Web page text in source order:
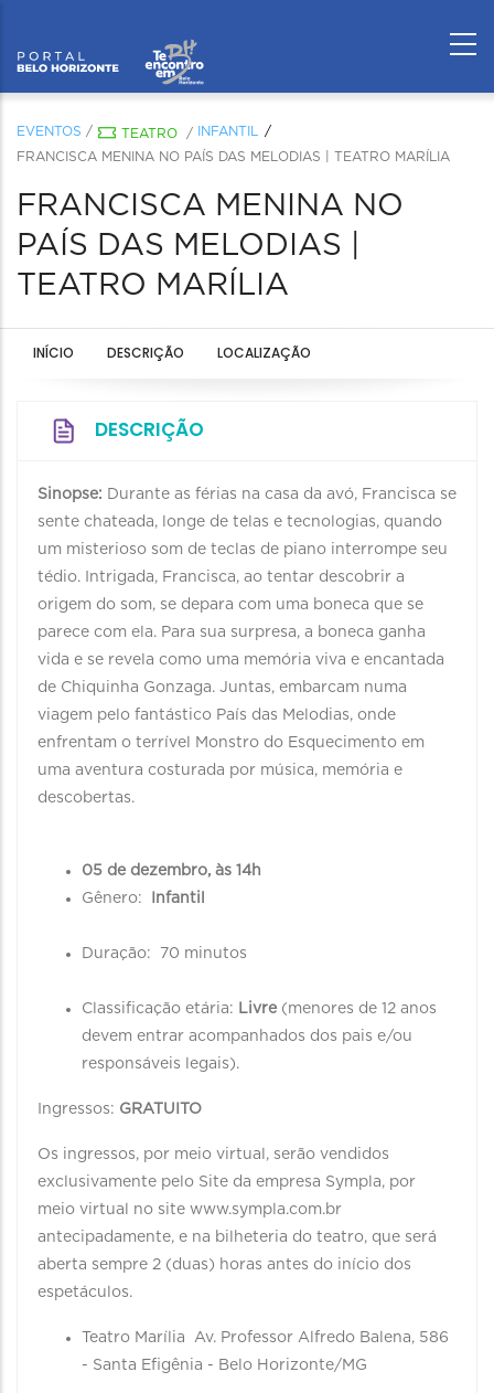
EVENTOS / TEATRO /
INFANTIL
FRANCISCA MENINA NO PAÍS DAS MELODIAS | TEATRO MARÍLIA
FRANCISCA MENINA NO
PAÍS DAS MELODIAS |
TEATRO MARÍLIA
INÍCIO DESCRIÇÃO LOCALIZAÇÃO
DESCRIÇÃO
Sinopse: Durante as férias na casa da avó, Francisca se
sente chateada, longe de telas e tecnologias, quando
um misterioso som de teclas de piano interrompe seu
tédio. Intrigada, Francisca, ao tentar descobrir a
origem do som, se depara com uma boneca que se
parece com ela. Para sua surpresa, a boneca ganha
vida e se revela como uma memória viva e encantada
de Chiquinha Gonzaga. Juntas, embarcam numa
viagem pelo fantástico País das Melodias, onde
enfrentam o terrível Monstro do Esquecimento em
uma aventura costurada por música, memória e
descobertas.
05 de dezembro, às 14h
Gênero:
Infantil
Duração: 70 minutos
Classificação etária: Livre (menores de 12 anos
devem entrar acompanhados dos pais e/ou
responsáveis legais).
Ingressos: GRATUITO
Os ingressos, por meio virtual, serão vendidos
exclusivamente pelo Site da empresa Sympla, por
meio virtual no site www.sympla.com.br
antecipadamente, e na bilheteria do teatro, que será
aberta sempre 2 (duas) horas antes do início dos
espetáculos.
Teatro Marília Av. Professor Alfredo Balena, 586
- Santa Efigênia - Belo Horizonte/MG